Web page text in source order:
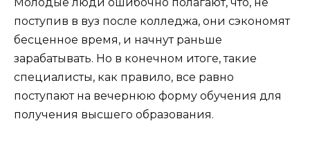
поступив в вуз после колледжа, они сэкономят
бесценное время, и начнут раньше
зарабатывать. Но в конечном итоге, такие
специалисты, как правило, все равно
поступают на вечернюю форму обучения для
получения высшего образования.